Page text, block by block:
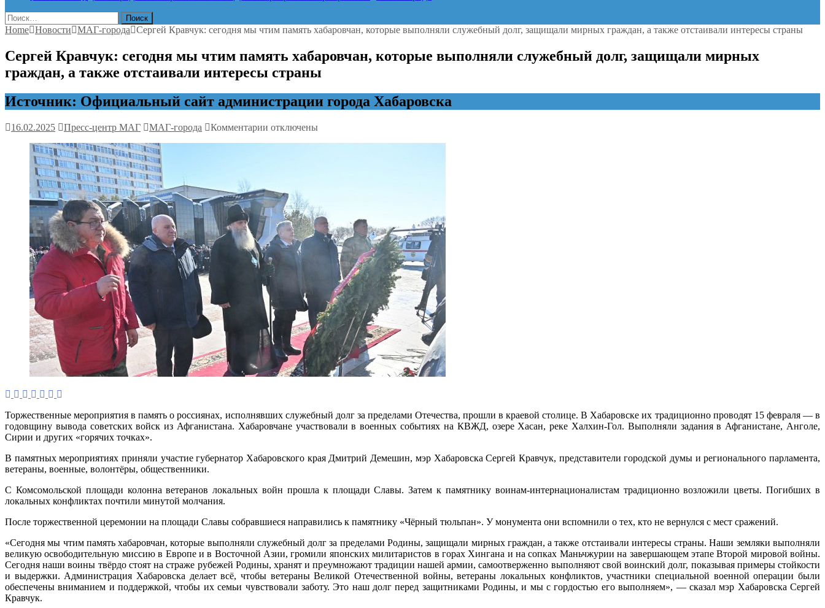
Найти:
Home Новости МАГ-города Сергей Кравчук: сегодня мы чтим память хабаровчан, которые выполняли служебный долг, защищали мирных граждан, а также отстаивали интересы страны
Сергей Кравчук: сегодня мы чтим память хабаровчан, которые выполняли служебный долг, защищали мирных
граждан, а также отстаивали интересы страны
Источник: Официальный сайт администрации города Хабаровска
16.02.2025 Пресс-центр МАГ МАГ-города Комментарии к
чтим
память
хабаровчан,
которые
выполняли
служебный
долг,
защищали
граждан,
а
также
отстаивали
интересы
страны
отключены
Торжественные мероприятия в память о россиянах, исполнявших служебный долг за пределами Отечества, прошли в краевой столице. В Хабаровске их традиционно проводят 15 февраля — в
годовщину вывода советских войск из Афганистана. Хабаровчане участвовали в военных событиях на КВЖД, озере Хасан, реке Халхин-Гол. Выполняли задания в Афганистане, Анголе,
Сирии и других «горячих точках».
В памятных мероприятиях приняли участие губернатор Хабаровского края Дмитрий Демешин, мэр Хабаровска Сергей Кравчук, представители городской думы и регионального парламента,
ветераны, военные, волонтёры, общественники.
С Комсомольской площади колонна ветеранов локальных войн прошла к площади Славы. Затем к памятнику воинам-интернационалистам традиционно возложили цветы. Погибших в
локальных конфликтах почтили минутой молчания.
После торжественной церемонии на площади Славы собравшиеся направились к памятнику «Чёрный тюльпан». У монумента они вспомнили о тех, кто не вернулся с мест сражений.
«Сегодня мы чтим память хабаровчан, которые выполняли служебный долг за пределами Родины, защищали мирных граждан, а также отстаивали интересы страны. Наши земляки выполняли
великую освободительную миссию в Европе и в Восточной Азии, громили японских милитаристов в горах Хингана и на сопках Маньчжурии на завершающем этапе Второй мировой войны.
Сегодня наши воины твёрдо стоят на страже рубежей Родины, хранят и преумножают традиции нашей армии, самоотверженно выполняют свой воинский долг, показывая примеры стойкости
и выдержки. Администрация Хабаровска делает всё, чтобы ветераны Великой Отечественной войны, ветераны локальных конфликтов, участники специальной военной операции были
обеспечены вниманием и поддержкой, чтобы их семьи чувствовали заботу. Это наш долг перед защитниками Родины, и мы с гордостью его выполняем», — сказал мэр Хабаровска Сергей
Кравчук.